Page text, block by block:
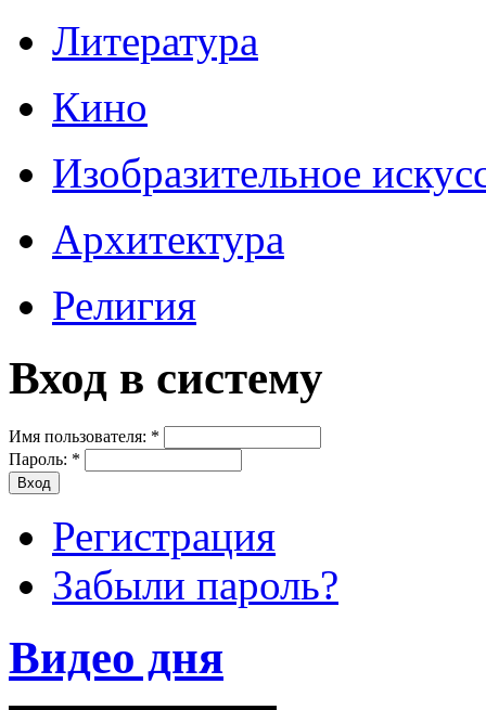
Литература
Кино
Изобразительное
Архитектура
Религия
Вход в систему
Имя пользователя: *
Пароль: *
Регистрация
Забыли пароль?
Видео дня